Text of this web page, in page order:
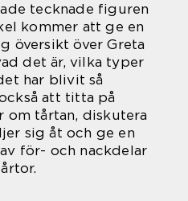
tecknade figuren
kommer att ge en
översikt över Greta
det är, vilka typer
har blivit så
att titta på
om tårtan, diskutera
sig åt och ge en
för- och nackdelar